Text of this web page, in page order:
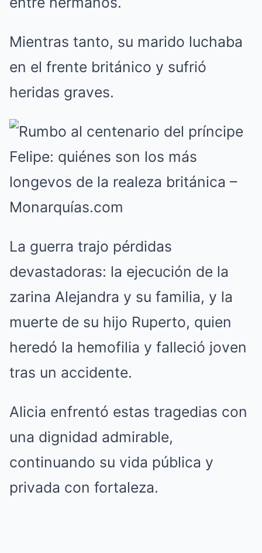
Mientras tanto, su marido luchaba
en el frente británico y sufrió
heridas graves.
La guerra trajo pérdidas
devastadoras: la ejecución de la
zarina Alejandra y su familia, y la
muerte de su hijo Ruperto, quien
heredó la hemofilia y falleció joven
tras un accidente.
Alicia enfrentó estas tragedias con
una dignidad admirable,
continuando su vida pública y
privada con fortaleza.